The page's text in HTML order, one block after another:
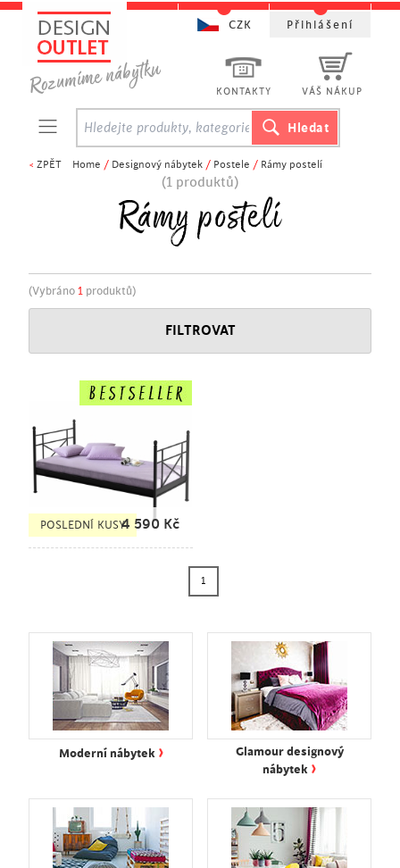
< ZPĚT Home / Designový nábytek / Postele / Rámy postelí
(1 produktů)
Rámy postelí
(Vybráno 1 produktů)
FILTROVAT
POSLEDNÍ KUSY4 590 Kč
1
Moderní nábytek ›
Glamour designový
nábytek ›
KONTAKTY VÁŠ NÁKUP
CZK Přihlášení